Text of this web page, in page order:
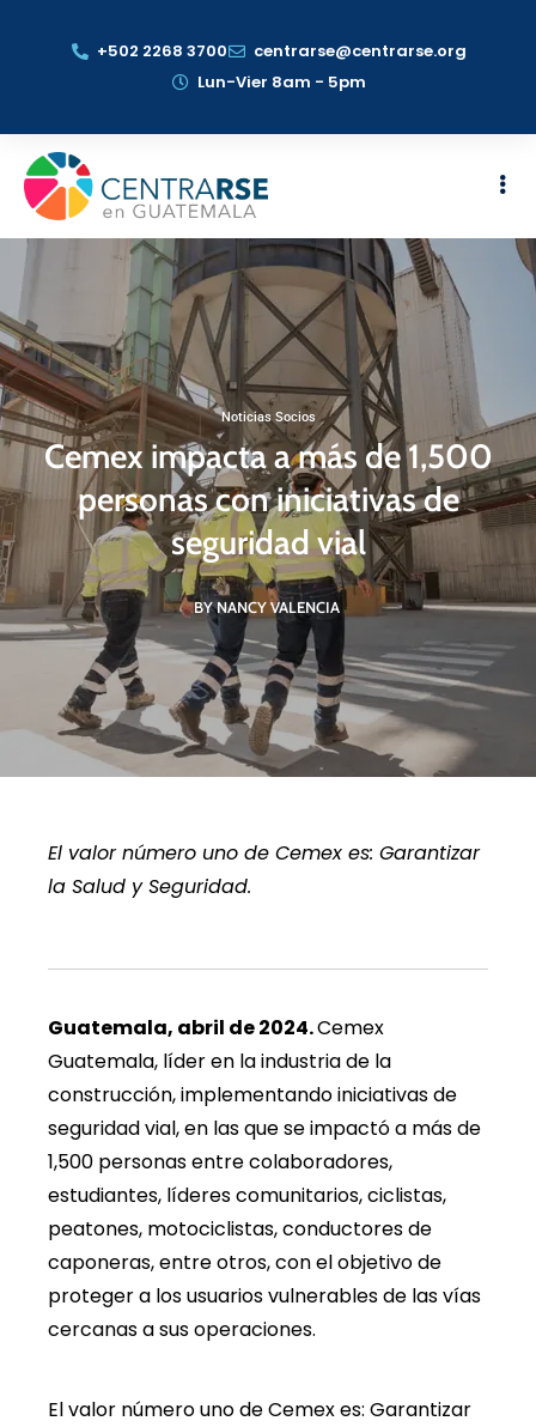
+502 2268 3700
centrarse@centrarse.org
Lun-Vier 8am - 5pm
Noticias Socios
Cemex impacta a más de 1,500
personas con iniciativas de
seguridad vial
BY NANCY VALENCIA
El valor número uno de Cemex es: Garantizar
la Salud y Seguridad.
Guatemala, abril de 2024.Cemex
Guatemala, líder en la industria de la
construcción, implementando iniciativas de
seguridad vial, en las que se impactó a más de
1,500 personas entre colaboradores,
estudiantes, líderes comunitarios, ciclistas,
peatones, motociclistas, conductores de
caponeras, entre otros, con el objetivo de
proteger a los usuarios vulnerables de las vías
cercanas a sus operaciones.
El valor número uno de Cemex es: Garantizar